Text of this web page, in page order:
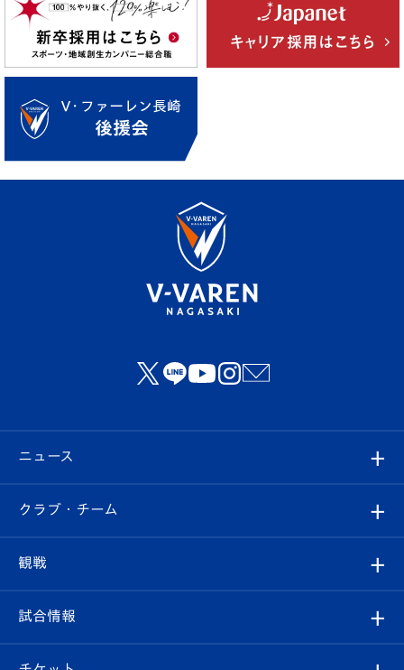
ニュース
すべて
クラブ
試合情報
クラブ・チーム
クラブ概要
観戦
観戦ルール
試合情報
試合日程/結果